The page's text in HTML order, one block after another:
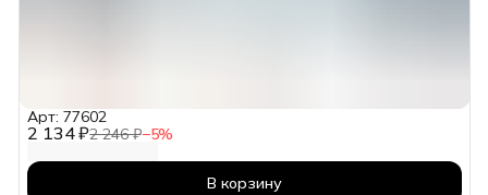
2 134 ₽2 246 ₽−5%
Арт: 77602
В корзину